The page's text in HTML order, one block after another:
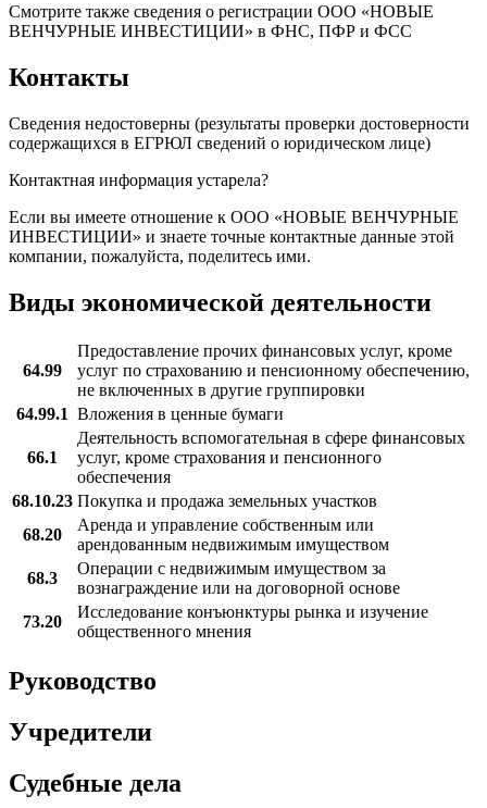
Смотрите также сведения о регистрации ООО «НОВЫЕ
ВЕНЧУРНЫЕ ИНВЕСТИЦИИ» в ФНС, ПФР и ФСС
Контакты
Сведения недостоверны (результаты проверки достоверности
содержащихся в ЕГРЮЛ сведений о юридическом лице)
Контактная информация устарела?
Если вы имеете отношение к ООО «НОВЫЕ ВЕНЧУРНЫЕ
ИНВЕСТИЦИИ» и знаете точные контактные данные этой
компании, пожалуйста, поделитесь ими.
Виды экономической деятельности
64.99
Предоставление прочих финансовых услуг, кроме
услуг по страхованию и пенсионному обеспечению,
не включенных в другие группировки
64.99.1 Вложения в ценные бумаги
66.1
Деятельность вспомогательная в сфере финансовых
услуг, кроме страхования и пенсионного
обеспечения
68.10.23 Покупка и продажа земельных участков
68.20
Аренда и управление собственным или
арендованным недвижимым имуществом
68.3
Операции с недвижимым имуществом за
вознаграждение или на договорной основе
73.20
Исследование конъюнктуры рынка и изучение
общественного мнения
Руководство
Учредители
Судебные дела